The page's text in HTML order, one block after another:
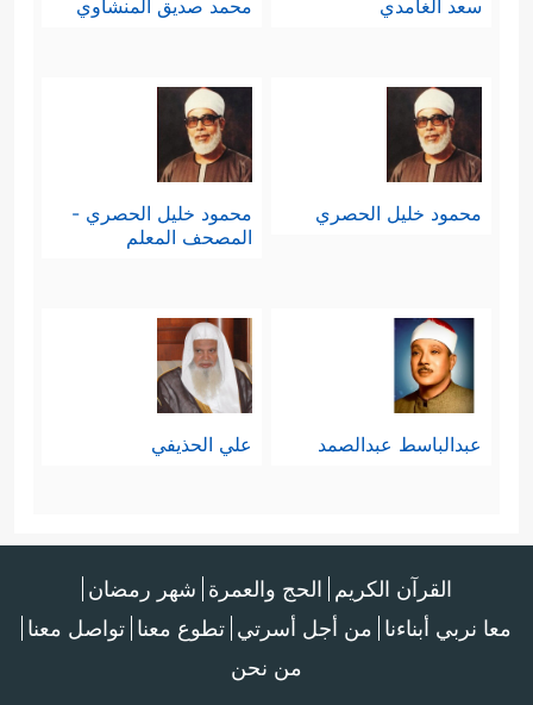
يرجعون ولا يهتدون.
سعد الغامدي محمد صديق المنشاوي
محمود خليل الحصري
محمود خليل الحصري -
المصحف المعلم
عبدالباسط عبدالصمد علي الحذيفي
القرآن الكريم الحج والعمرة شهر رمضان
معا نربي أبناءنا من أجل أسرتي تطوع معنا تواصل معنا
من نحن